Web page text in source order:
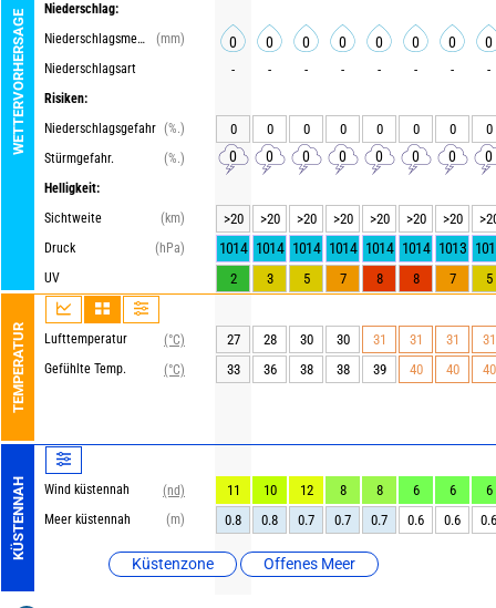
WETTERVORHERSAGE
Niederschlag:
Niederschlagsmenge
(mm)
Niederschlagsart
Risiken:
Niederschlagsgefahr (%.)
Stürmgefahr.
(%.)
Helligkeit:
Sichtweite
(km)
Druck
(hPa)
UV
TEMPERATUR Lufttemperatur
(°C)
Gefühlte Temp.
(°C)
KÜSTENNAH Wind küstennah
(nd)
Meer küstennah
(m)
Küstenzone Offenes Meer
0 0 0 0 0 0 0 0
- - - - - - - -
0 0 0 0 0 0 0 0
0 0 0 0 0 0 0 0
>20 >20 >20 >20 >20 >20 >20
1014 1014 1014 1014 1014 1014 1013
2 3 5 7 8 8 7 5
27 28 30 30 31 31 31
31
33
36 38 38 39 40 40 40
11 10 12 8 8 6 6
6
0.8
0.8 0.7 0.7 0.7 0.6 0.6 0.6